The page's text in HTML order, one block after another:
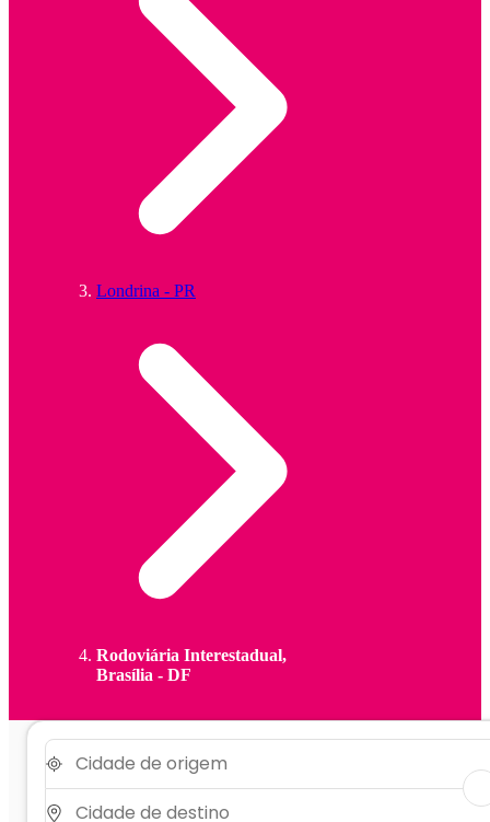
Londrina - PR
Rodoviária Interestadual,
Brasília - DF